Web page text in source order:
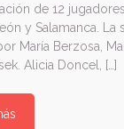
de 12
y Salamanca. La
María Berzosa,
Alicia Doncel, […]